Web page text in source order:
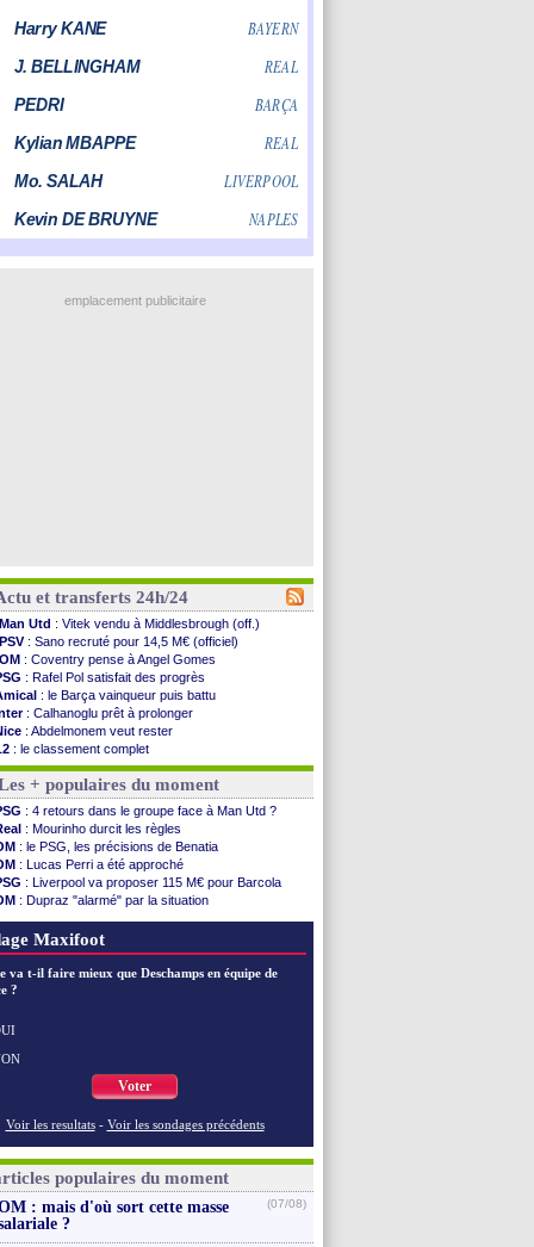
emplacement publicitaire
et transferts 24h/24
Man Utd : Vitek vendu à Middlesbrough (off.)
PSV : Sano recruté pour 14,5 M€ (officiel)
OM : Coventry pense à Angel Gomes
: Rafel Pol satisfait des progrès
: le Barça vainqueur puis battu
: Calhanoglu prêt à prolonger
: Abdelmonem veut rester
: le classement complet
: les résultats de la soirée
: Le Havre renversé par Oviedo
: Nice battu aux tirs au but
: Ivanovic proche de Lens
: Dupraz "alarmé" par la situation
: Alvarez, le Barça va revoir son offre
: Mbamba prêté par Leverkusen (officiel)
: le Real bat Ferencvaros
: Lukaku dit oui à Fenerbahçe
: un nouveau nul pour Le Mans
Galaxy: Sergi Roberto a signé (officiel)
+ populaires du moment
: 4 retours dans le groupe face à Man Utd ?
: Mourinho durcit les règles
: le PSG, les précisions de Benatia
: Lucas Perri a été approché
: Liverpool va proposer 115 M€ pour Barcola
: Dupraz "alarmé" par la situation
: B. Genesio - "ce n'est pas idéal"
Maxifoot
va t-il faire mieux que Deschamps en équipe de
?
Voter
Voir les resultats - Voir les sondages précédents
populaires du moment
: mais d'où sort cette masse
?
(07/08)